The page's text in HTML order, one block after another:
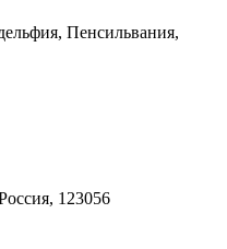
Пенсильвания,
123056